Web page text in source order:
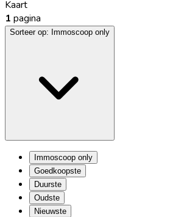
Kaart
1 pagina
Sorteer op: Immoscoop only
Immoscoop only
Goedkoopste
Duurste
Oudste
Nieuwste